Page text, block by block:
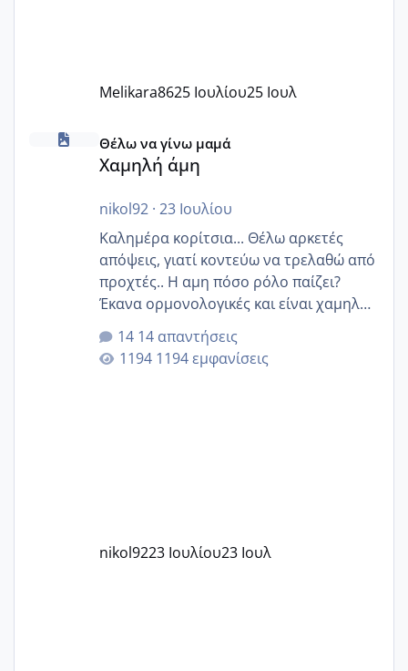
Melikara8625 Ιουλίου25 Ιουλ
Χαμηλή άμη
Θέλω να γίνω μαμά
Χαμηλή άμη
nikol92· 23 Ιουλίου
Καλημέρα κορίτσια... Θέλω αρκετές
απόψεις, γιατί κοντεύω να τρελαθώ από
προχτές.. Η αμη πόσο ρόλο παίζει?
Έκανα ορμονολογικές και είναι χαμηλή
για την ηλικία μου.. Είχα ήδη μια
εγκυμοσύνη, που έπρεπε να τερματιστεί
στην 27η εβδομάδα και προσπαθώ 7
14 απαντήσεις
1194 εμφανίσεις
nikol9223 Ιουλίου23 Ιουλ